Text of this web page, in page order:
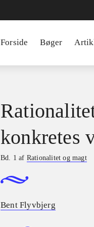
Forside Bøger
konkretes
Bd. 1 af Rationalitet og magt
Bent Flyvbjerg